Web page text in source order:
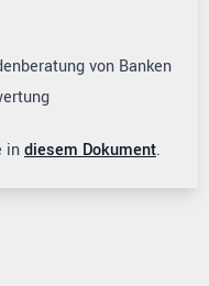
von Banken
indiesem Dokument.